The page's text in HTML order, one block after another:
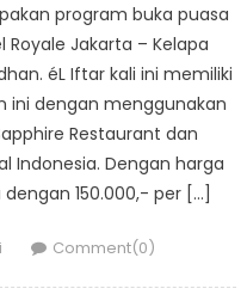
program buka puasa
Jakarta – Kelapa
éL Iftar kali ini memiliki
ini dengan menggunakan
Restaurant dan
Indonesia. Dengan harga
150.000,- per […]
Comment(0)